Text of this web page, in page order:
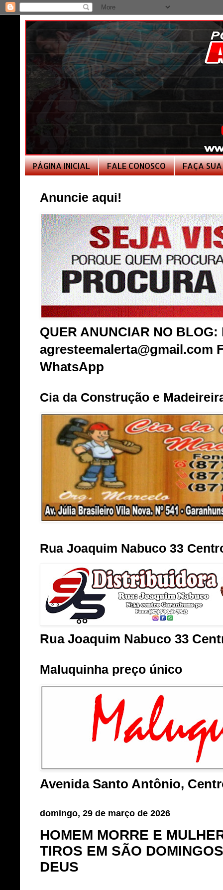
PÁGINA INICIAL FALE CONOSCO FAÇA
Anuncie aqui!
QUER ANUNCIAR NO BLOG:
agresteemalerta@gmail.com
WhatsApp
Cia da Construção e
Rua Joaquim Nabuco 33
Rua Joaquim Nabuco 33
Maluquinha preço único
Avenida Santo Antônio,
domingo, 29 de março de 2026
HOMEM MORRE E
TIROS EM SÃO
DEUS